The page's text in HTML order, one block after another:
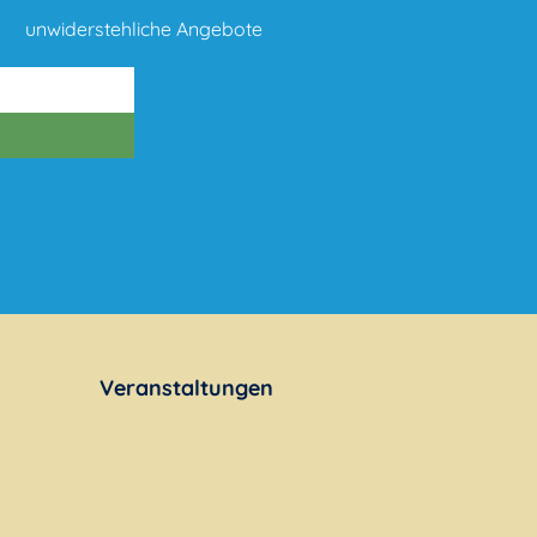
unwiderstehliche Angebote
Veranstaltungen